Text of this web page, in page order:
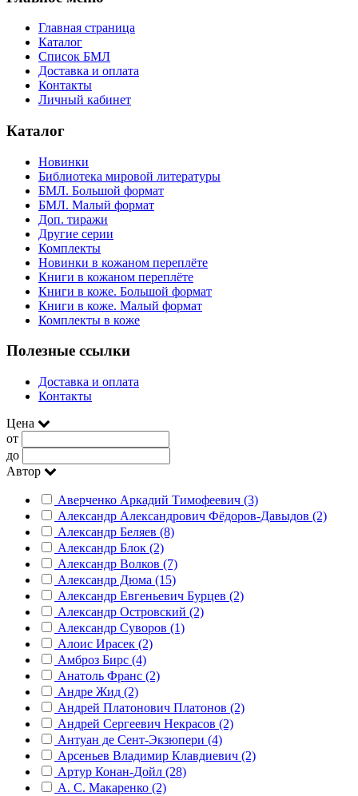
Главная страница
Каталог
Список БМЛ
Доставка и оплата
Контакты
Личный кабинет
Каталог
Новинки
Библиотека мировой литературы
БМЛ. Большой формат
БМЛ. Малый формат
Доп. тиражи
Другие серии
Комплекты
Новинки в кожаном переплёте
Книги в кожаном переплёте
Книги в коже. Большой формат
Книги в коже. Малый формат
Комплекты в коже
Полезные ссылки
Доставка и оплата
Контакты
Цена
от
до
Автор
Аверченко Аркадий Тимофеевич (3)
Александр Александрович Фёдоров-Давыдов (2)
Александр Беляев (8)
Александр Блок (2)
Александр Волков (7)
Александр Дюма (15)
Александр Евгеньевич Бурцев (2)
Александр Островский (2)
Александр Суворов (1)
Алоис Ирасек (2)
Амброз Бирс (4)
Анатоль Франс (2)
Андре Жид (2)
Андрей Платонович Платонов (2)
Андрей Сергеевич Некрасов (2)
Антуан де Сент-Экзюпери (4)
Арсеньев Владимир Клавдиевич (2)
Артур Конан-Дойл (28)
А. С. Макаренко (2)